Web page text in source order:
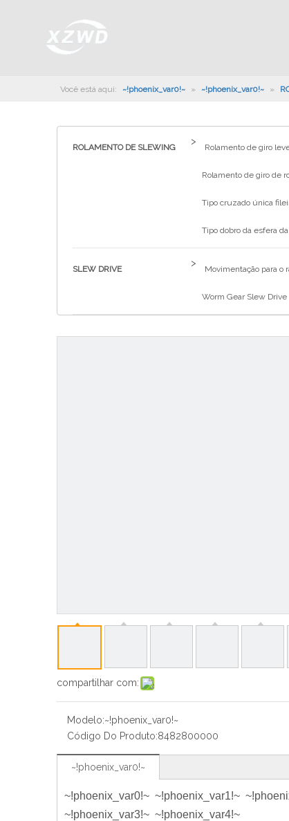
Você está aqui: ~!phoenix_var0!~ » ~!phoenix_var0!~ »
ROLAMENTO DE SLEWING
>
Rolamento de giro
Rolamento de giro de
Tipo cruzado única
Tipo dobro da esfera
SLEW DRIVE
>
Movimentação para o
Worm Gear Slew Drive
compartilhar com:
Modelo:~!phoenix_var0!~
Código Do Produto:8482800000
~!phoenix_var0!~
~!phoenix_var0!~ ~!phoenix_var1!~
~!phoenix_var3!~ ~!phoenix_var4!~